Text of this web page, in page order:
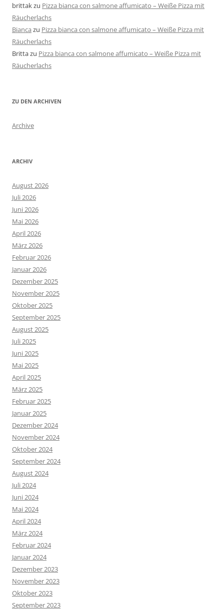
brittakzu Pizza bianca con salmone affumicato – Weiße Pizza mit
Räucherlachs
Bianca zu Pizza bianca con salmone affumicato – Weiße Pizza mit
Räucherlachs
Brittazu Pizza bianca con salmone affumicato – Weiße Pizza mit
Räucherlachs
ZU DEN ARCHIVEN
Archive
ARCHIV
August 2026
Juli 2026
Juni 2026
Mai 2026
April 2026
März 2026
Februar 2026
Januar 2026
Dezember 2025
November 2025
Oktober 2025
September 2025
August 2025
Juli 2025
Juni 2025
Mai 2025
April 2025
März 2025
Februar 2025
Januar 2025
Dezember 2024
November 2024
Oktober 2024
September 2024
August 2024
Juli 2024
Juni 2024
Mai 2024
April 2024
März 2024
Februar 2024
Januar 2024
Dezember 2023
November 2023
Oktober 2023
September 2023